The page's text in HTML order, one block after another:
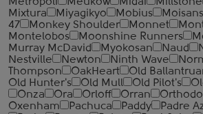
Mixtura
Miyagikyo Mobius Moisans
47
Monkey Shoulder Monnet
Montelobos
Moonshine Runners
Murray McDavid
Myokosan Naud
Nestville
Newton Ninth Wave
Thompson
OakHeart Old
Old Hunter's
Old Mull Old Pilot's
Onza
Ora Orloff Orran
Oxenham
Pachuca Paddy Padre